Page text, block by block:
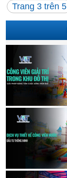
Trang 3 trên 5